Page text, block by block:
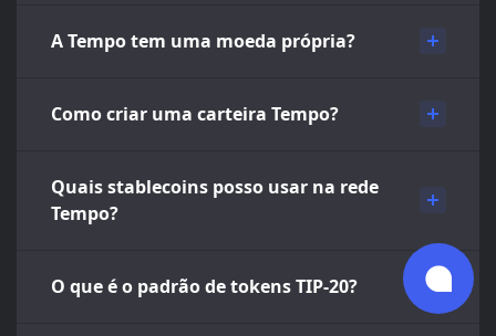
A Tempo tem uma moeda própria?
Como criar uma carteira Tempo?
Quais stablecoins posso usar na rede
Tempo?
O que é o padrão de tokens TIP-20?